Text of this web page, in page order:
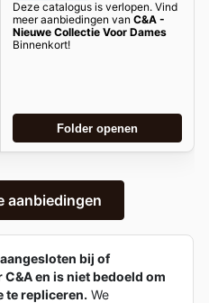
Deze catalogus is verlopen. Vind
meer aanbiedingen van C&A -
Nieuwe Collectie Voor Dames
Binnenkort!
Folder openen
aanbiedingen
bij of
en is niet bedoeld om
te repliceren. We